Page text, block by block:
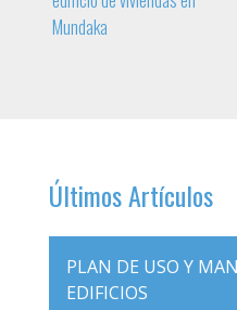
de
Mundaka
Últimos Artículos
PLAN DE USO Y
EDIFICIOS